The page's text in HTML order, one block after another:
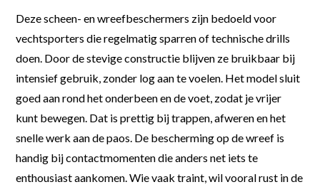
Deze scheen- en wreefbeschermers zijn bedoeld voor
vechtsporters die regelmatig sparren of technische drills
doen. Door de stevige constructie blijven ze bruikbaar bij
intensief gebruik, zonder log aan te voelen. Het model sluit
goed aan rond het onderbeen en de voet, zodat je vrijer
kunt bewegen. Dat is prettig bij trappen, afweren en het
snelle werk aan de paos. De bescherming op de wreef is
handig bij contactmomenten die anders net iets te
enthousiast aankomen. Wie vaak traint, wil vooral rust in de